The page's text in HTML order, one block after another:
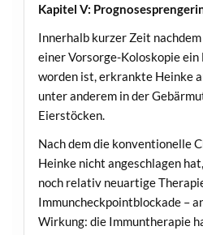
Kapitel V:
Innerhalb kurzer Zeit
einer Vorsorge-Koloskopie
worden ist, erkrankte Heinke
unter anderem in der
Eierstöcken.
Nach dem die konventionelle
Heinke nicht angeschlagen
noch relativ neuartige
Immuncheckpointblockade –
Wirkung: die Immuntherapie